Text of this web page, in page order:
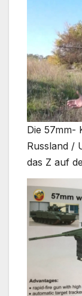
Die 57mm-
Russland /
das Z auf